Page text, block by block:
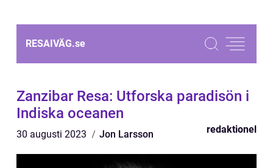
RESAIVÄG.se
Zanzibar Resa: Utforska paradisön i
Indiska oceanen
30 augusti 2023 Jon Larsson redaktionel